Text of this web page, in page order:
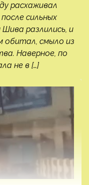
расхаживал
сильных
разлились, и
обитал, смыло из
Наверное, по
не в […]